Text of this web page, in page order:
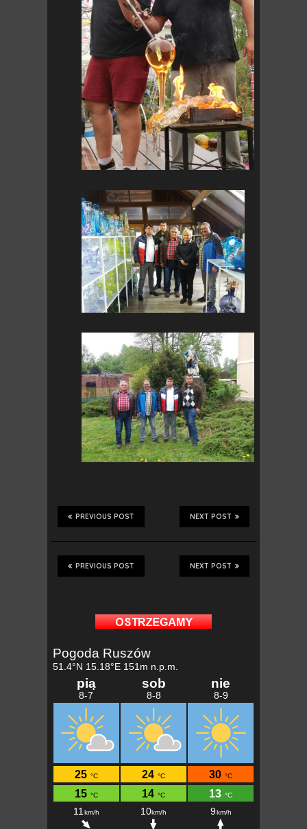
NEXT POST
PREVIOUS POST
NEXT POST
PREVIOUS POST